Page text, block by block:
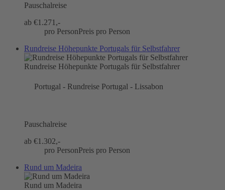
Pauschalreise
ab €1.271,-
pro PersonPreis pro Person
Rundreise Höhepunkte Portugals für Selbstfahrer
Rundreise Höhepunkte Portugals für Selbstfahrer
Portugal - Rundreise Portugal - Lissabon
Pauschalreise
ab €1.302,-
pro PersonPreis pro Person
Rund um Madeira
Rund um Madeira